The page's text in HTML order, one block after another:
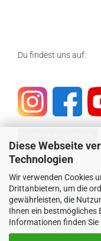
Diese Webseite
Technologien
Wir verwenden Cookies
Drittanbietern, um die
gewährleisten, die
Ihnen ein bestmögliches
Informationen finden Sie
Du findest uns auf:
SICHER